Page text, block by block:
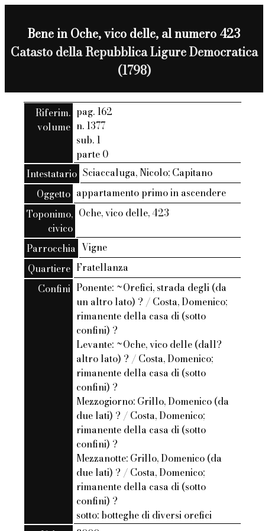
Bene in Oche, vico delle, al numero 423
Catasto della Repubblica Ligure Democratica
(1798)
Riferim.
volume
pag. 162
n. 1377
sub. 1
parte 0
Intestatario Sciaccaluga, Nicolo; Capitano
Oggetto appartamento primo in ascendere
Toponimo,
civico
Oche, vico delle, 423
Parrocchia Vigne
Quartiere Fratellanza
Confini Ponente: ~Orefici, strada degli (da
un altro lato) ? / Costa, Domenico;
rimanente della casa di (sotto
confini) ?
Levante: ~Oche, vico delle (dall?
altro lato) ? / Costa, Domenico;
rimanente della casa di (sotto
confini) ?
Mezzogiorno: Grillo, Domenico (da
due lati) ? / Costa, Domenico;
rimanente della casa di (sotto
confini) ?
Mezzanotte: Grillo, Domenico (da
due lati) ? / Costa, Domenico;
rimanente della casa di (sotto
confini) ?
sotto: botteghe di diversi orefici